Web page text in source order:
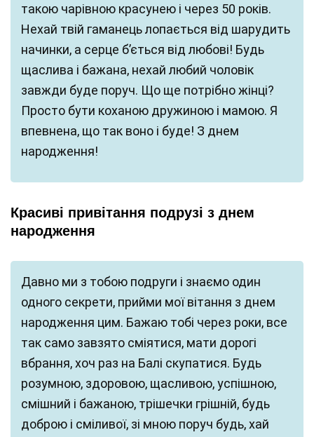
такою чарівною красунею і через 50 років.
Нехай твій гаманець лопається від шарудить
начинки, а серце б’ється від любові! Будь
щаслива і бажана, нехай любий чоловік
завжди буде поруч. Що ще потрібно жінці?
Просто бути коханою дружиною і мамою. Я
впевнена, що так воно і буде! З днем
народження!
Красиві привітання подрузі з днем
народження
Давно ми з тобою подруги і знаємо один
одного секрети, прийми мої вітання з днем
народження цим. Бажаю тобі через роки, все
так само завзято сміятися, мати дорогі
вбрання, хоч раз на Балі скупатися. Будь
розумною, здоровою, щасливою, успішною,
смішний і бажаною, трішечки грішній, будь
доброю і сміливої, зі мною поруч будь, хай